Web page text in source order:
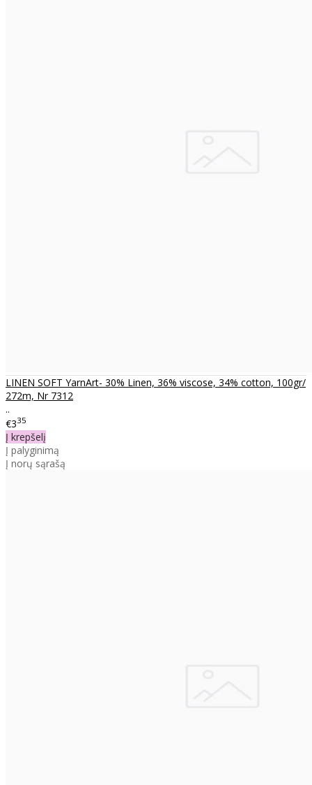
LINEN SOFT YarnArt- 30% Linen, 36% viscose, 34% cotton, 100gr/
272m, Nr 7312
..
€335
Į krepšelį
Į palyginimą
Į norų sąrašą